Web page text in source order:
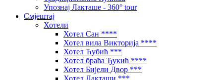
Упознај Лакташе - 360° tour
Смјештај
Хотели
Хотел Сан ****
Хотел вила Викторија ****
Хотел Ћубић ***
Хотел браћа Ђукић ****
Хотел Бијели Двор ***
Хотел Лакташи ***